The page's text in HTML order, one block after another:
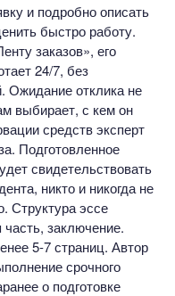
и подробно описать
быстро работу.
заказов», его
24/7, без
Ожидание отклика не
выбирает, с кем он
средств эксперт
Подготовленное
свидетельствовать
никто и никогда не
Структура эссе
заключение.
5-7 страниц. Автор
срочного
о подготовке